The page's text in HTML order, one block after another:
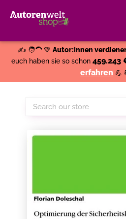
✍️ 🧑‍🦱 💚 Autor:innen
euch haben sie so schon 459.243
erfahren 💪
Search
our